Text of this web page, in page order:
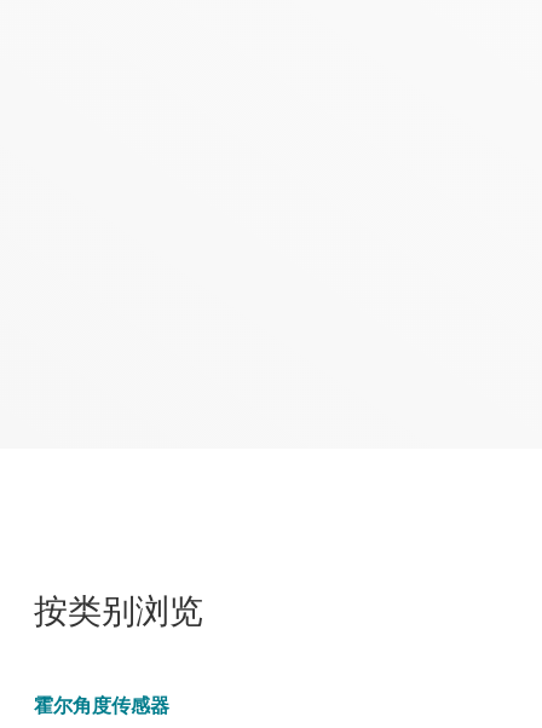
按类别浏览
霍尔角度传感器